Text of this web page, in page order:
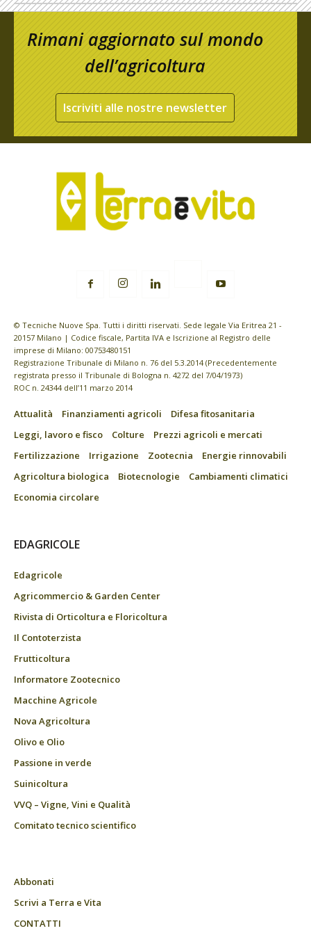
Rimani aggiornato sul mondo
dell’agricoltura
Iscriviti alle nostre newsletter
© Tecniche Nuove Spa. Tutti i diritti riservati. Sede legale Via Eritrea 21 -
20157 Milano | Codice fiscale, Partita IVA e Iscrizione al Registro delle
imprese di Milano: 00753480151
Registrazione Tribunale di Milano n. 76 del 5.3.2014 (Precedentemente
registrata presso il Tribunale di Bologna n. 4272 del 7/04/1973)
ROC n. 24344 dell’11 marzo 2014
Attualità Finanziamenti agricoli
Difesa fitosanitaria
Leggi, lavoro e fisco
Colture
Prezzi agricoli e mercati
Fertilizzazione
Irrigazione Zootecnia
Energie rinnovabili
Agricoltura biologica
Biotecnologie
Cambiamenti climatici
Economia circolare
EDAGRICOLE
Edagricole
Agricommercio & Garden Center
Rivista di Orticoltura e Floricoltura
Il Contoterzista
Frutticoltura
Informatore Zootecnico
Macchine Agricole
Nova Agricoltura
Olivo e Olio
Passione in verde
Suinicoltura
VVQ – Vigne, Vini e Qualità
Comitato tecnico scientifico
Abbonati
Scrivi a Terra e Vita
CONTATTI